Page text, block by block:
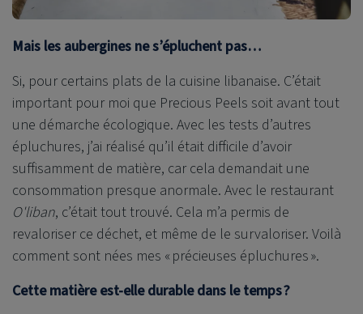
Mais les aubergines ne s’épluchent pas…
Si, pour certains plats de la cuisine libanaise. C’était
important pour moi que Precious Peels soit avant tout
une démarche écologique. Avec les tests d’autres
épluchures, j’ai réalisé qu’il était difficile d’avoir
suffisamment de matière, car cela demandait une
consommation presque anormale. Avec le restaurant
O'liban, c’était tout trouvé. Cela m’a permis de
revaloriser ce déchet, et même de le survaloriser. Voilà
comment sont nées mes « précieuses épluchures ».
Cette matière est-elle durable dans le temps ?